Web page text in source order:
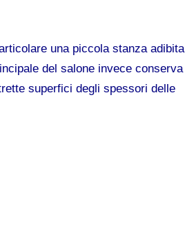
una piccola stanza adibita
del salone invece conserva
superfici degli spessori delle